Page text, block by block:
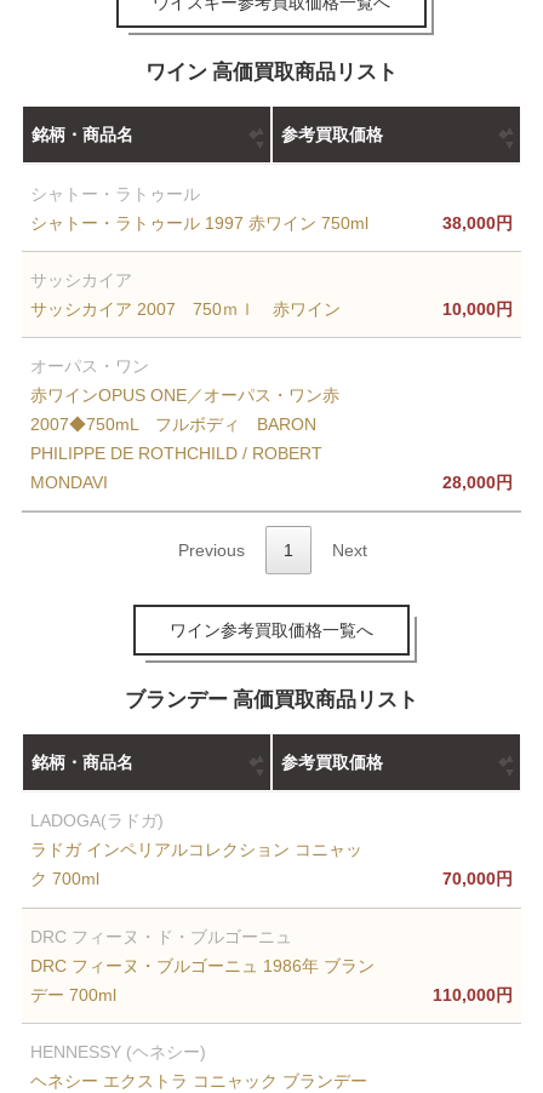
ワイン 高価買取商品リスト
銘柄・商品名 参考買取価格
シャトー・ラトゥール
シャトー・ラトゥール 1997 赤ワイン 750ml
38,000円
サッシカイア
サッシカイア 2007 750ｍｌ 赤ワイン
10,000円
オーパス・ワン
赤ワインOPUS ONE／オーパス・ワン赤
2007◆750mL フルボディ BARON
PHILIPPE DE ROTHCHILD / ROBERT
MONDAVI
28,000円
Previous 1 Next
ワイン参考買取価格一覧へ
ブランデー 高価買取商品リスト
銘柄・商品名 参考買取価格
LADOGA(ラドガ)
ラドガ インペリアルコレクション コニャッ
ク 700ml
70,000円
DRC フィーヌ・ド・ブルゴーニュ
DRC フィーヌ・ブルゴーニュ 1986年 ブラン
デー 700ml
110,000円
HENNESSY (ヘネシー)
ヘネシー エクストラ コニャック ブランデー